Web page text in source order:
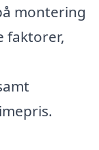
montering
faktorer,